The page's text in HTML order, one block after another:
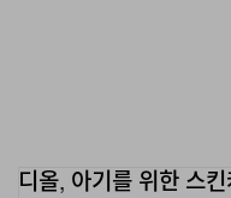
디올, 아기를 위한 스